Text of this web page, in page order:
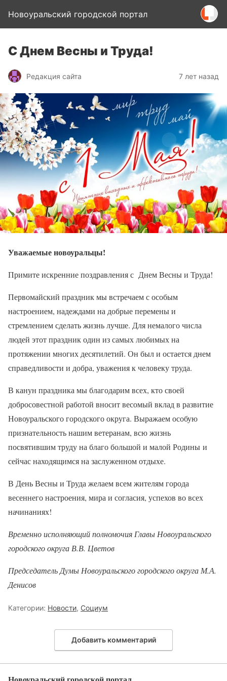
Новоуральский городской портал
C Днем Весны и Труда!
Редакция сайта 7 лет назад
Уважаемые новоуральцы!
Примите искренние поздравления с Днем Весны и Труда!
Первомайский праздник мы встречаем с особым
настроением, надеждами на добрые перемены и
стремлением сделать жизнь лучше. Для немалого числа
людей этот праздник один из самых любимых на
протяжении многих десятилетий. Он был и остается днем
справедливости и добра, уважения к человеку труда.
В канун праздника мы благодарим всех, кто своей
добросовестной работой вносит весомый вклад в развитие
Новоуральского городского округа. Выражаем особую
признательность нашим ветеранам, всю жизнь
посвятившим труду на благо большой и малой Родины и
сейчас находящимся на заслуженном отдыхе.
В День Весны и Труда желаем всем жителям города
весеннего настроения, мира и согласия, успехов во всех
начинаниях!
Временно исполняющий полномочия Главы Новоуральского
городского округа В.В. Цветов
Председатель Думы Новоуральского городского округа М.А.
Денисов
Категории: Новости, Социум
Добавить комментарий